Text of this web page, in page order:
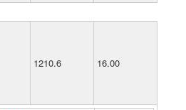
1210.6 16.00